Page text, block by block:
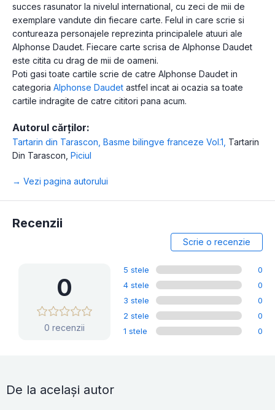
succes rasunator la nivelul international, cu zeci de mii de
exemplare vandute din fiecare carte. Felul in care scrie si
contureaza personajele reprezinta principalele atuuri ale
Alphonse Daudet. Fiecare carte scrisa de Alphonse Daudet
este citita cu drag de mii de oameni.
Poti gasi toate cartile scrie de catre Alphonse Daudet in
categoria Alphonse Daudet astfel incat ai ocazia sa toate
cartile indragite de catre cititori pana acum.
Autorul cărților:
Tartarin din Tarascon Basme bilingve franceze Vol.1 Tartarin
Din Tarascon Piciul
→ Vezi pagina autorului
Recenzii
Scrie o recenzie
0
0 recenzii
5 stele
0
4 stele
0
3 stele
0
2 stele
0
1 stele
0
De la același autor